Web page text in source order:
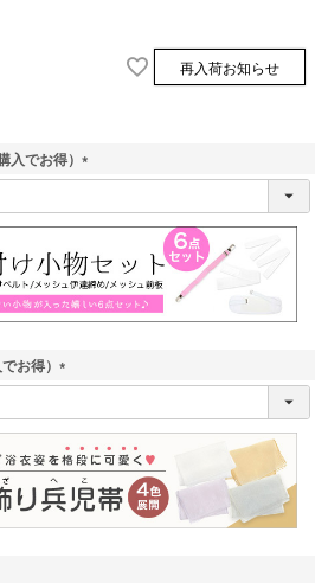
再入荷お知らせ
でお得）
(
必
須
お得）
(
必
須
)